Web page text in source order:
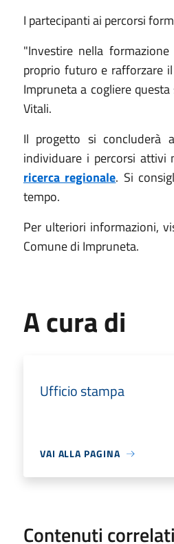
I partecipanti ai percorsi
"Investire nella
proprio futuro e rafforzare
Impruneta a cogliere
Vitali.
Il progetto si concluderà
individuare i percorsi attivi
ricerca regionale. Si
tempo.
Per ulteriori informazioni,
Comune di Impruneta.
A cura di
Ufficio stampa
VAI ALLA PAGINA
Contenuti correlati